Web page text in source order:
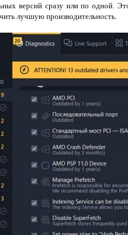
версий сразу или по одной.
лучшую производительность.